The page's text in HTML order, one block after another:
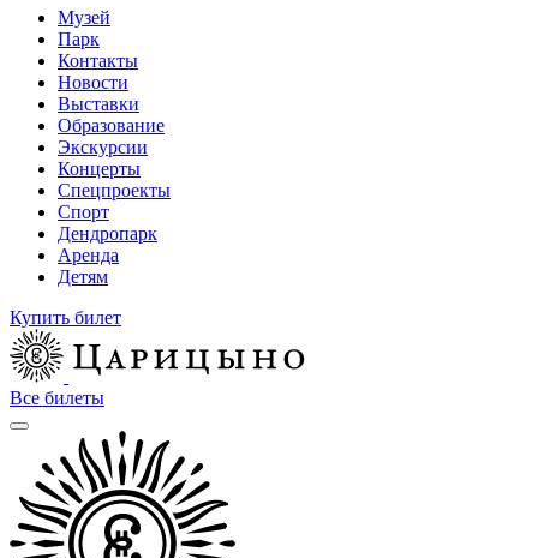
Музей
Парк
Контакты
Новости
Выставки
Образование
Экскурсии
Концерты
Спецпроекты
Спорт
Дендропарк
Аренда
Детям
Купить билет
Все билеты